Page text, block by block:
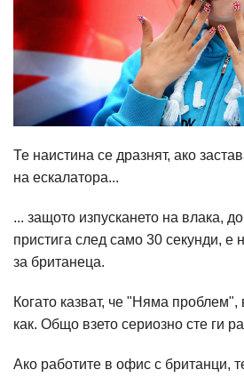
Те наистина се дразнят, ако
на ескалатора...
... защото изпускането на влака,
пристига след само 30 секунди, е
за британеца.
Когато казват, че "Няма
как. Общо взето сериозно сте ги
Ако работите в офис с британци,